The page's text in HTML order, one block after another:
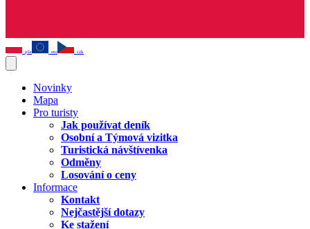
pln eur czk
Novinky
Mapa
Pro turisty
Jak používat deník
Osobní a Týmová vizitka
Turistická návštívenka
Odměny
Losování o ceny
Informace
Kontakt
Nejčastější dotazy
Ke stažení